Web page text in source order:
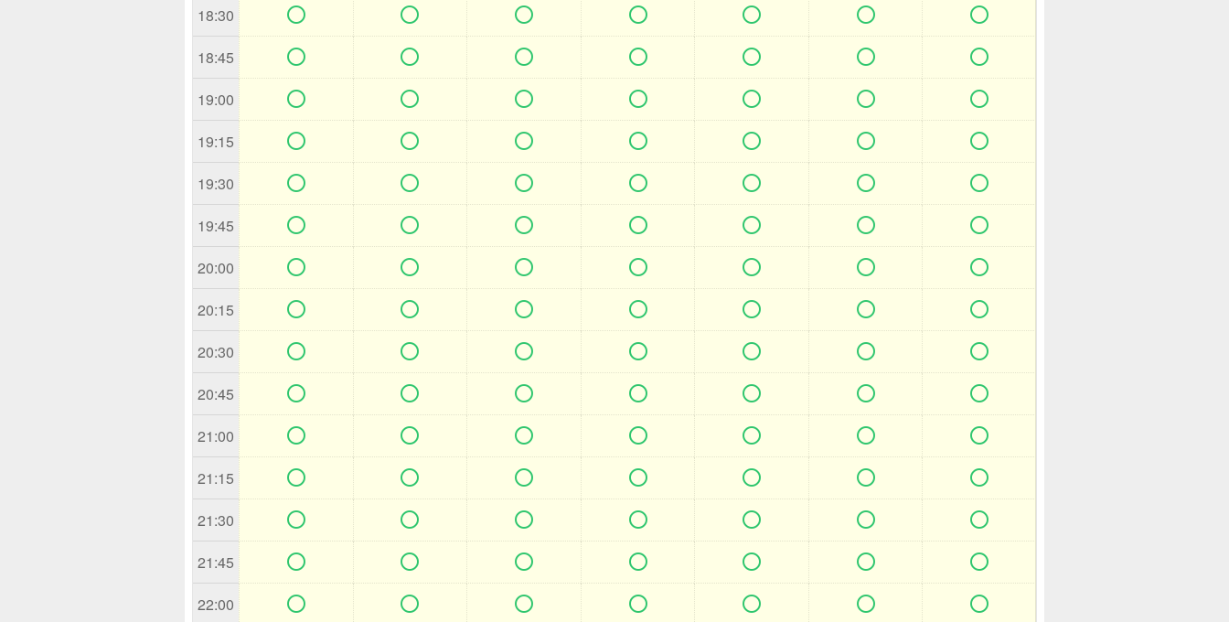
18:30       
18:45       
19:00       
19:15       
19:30       
19:45       
20:00       
20:15       
20:30       
20:45       
21:00       
21:15       
21:30       
21:45       
22:00       